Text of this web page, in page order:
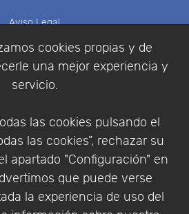
cookies propias y de
una mejor experiencia y
servicio.
las cookies pulsando el
las cookies”, rechazar su
apartado "Configuración" en
que puede verse
la experiencia de uso del
Aviso Legal
de Privacidad
de compra
Identificarse
| Política de Privacidad |